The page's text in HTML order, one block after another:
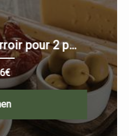
pour 2 p...